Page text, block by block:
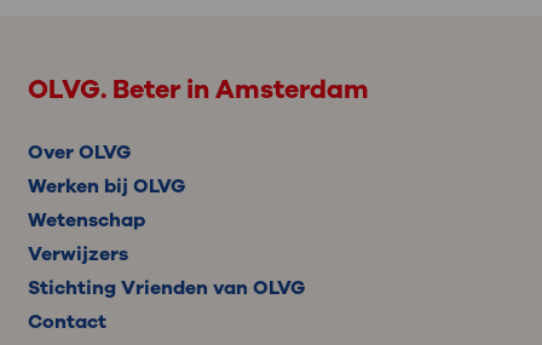
OLVG. Beter in Amsterdam
Over OLVG
Werken bij OLVG
Wetenschap
Verwijzers
Stichting Vrienden van OLVG
Contact